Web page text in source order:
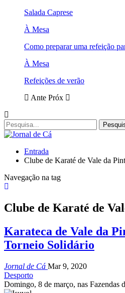
Salada Caprese
À Mesa
Como preparar uma refeição
À Mesa
Refeições de verão
Ante Próx
Entrada
Clube de Karaté de Vale da
Navegação na tag
Clube de Karaté de
Karateca de Vale da
Torneio Solidário
Jornal de Cá Mar 9, 2020
Desporto
Domingo, 8 de março, nas Fazendas